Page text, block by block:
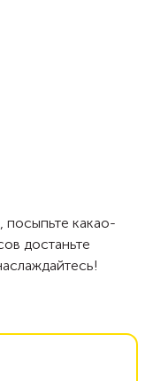
посыпьте какао-
достаньте